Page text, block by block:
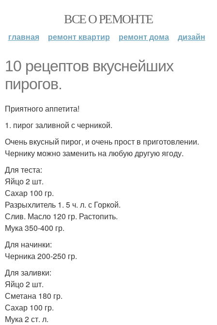
ВСЕ О РЕМОНТЕ
главная ремонт квартир ремонт дома дизайн
10 рецептов вкуснейших
пирогов.
Приятного аппетита!
1. пирог заливной с черникой.
Очень вкусный пирог, и очень прост в приготовлении.
Чернику можно заменить на любую другую ягоду.
Для теста:
Яйцо 2 шт.
Сахар 100 гр.
Разрыхлитель 1. 5 ч. л. с Горкой.
Слив. Масло 120 гр. Растопить.
Мука 350-400 гр.
Для начинки:
Черника 200-250 гр.
Для заливки:
Яйцо 2 шт.
Сметана 180 гр.
Сахар 100 гр.
Мука 2 ст. л.